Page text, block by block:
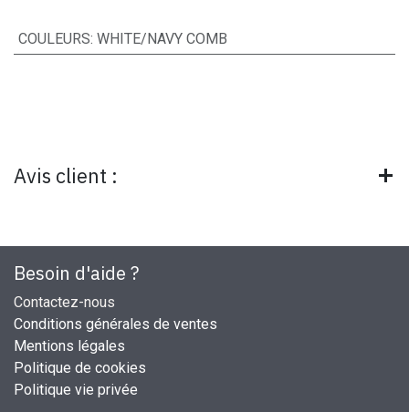
COULEURS: WHITE/NAVY COMB
Avis client :
Besoin d'aide ?
Contactez-nous
Conditions générales de ventes
Mentions légales
Politique de cookies
Politique vie privée